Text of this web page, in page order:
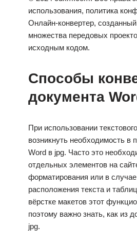
использования, политика
Онлайн-конвертер,
множества передовых
исходным кодом.
Способы
документа
При использовании
возникнуть необходимость в
Word в jpg. Часто это
отдельных элементов на
форматирования или в
расположения текста и
вёрстке макетов этот
поэтому важно знать, как из
jpg.